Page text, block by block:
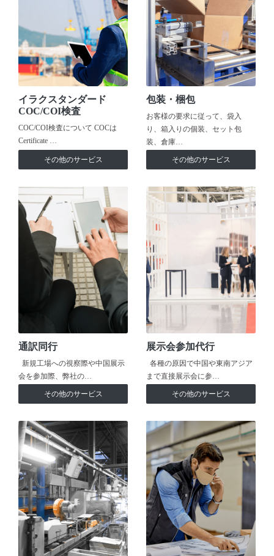
イラクスタンダード
COC/COI検査
COC/COI検査について COCは
Certificate …
その他のサービス
包装・梱包
お客様の要求に従って、袋入
り、箱入りの個装、セット包
装、倉庫…
その他のサービス
通訳同行
新規工場への視察際や中国展示
会を参加際、弊社の…
その他のサービス
展示会参加代行
各種の原因で中国や東南アジア
まで直接展示会に参…
その他のサービス